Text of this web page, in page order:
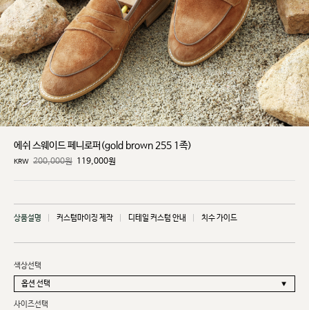
에쉬 스웨이드 페니로퍼(gold brown 255 1족)
KRW 200,000원 119,000원
상품설명 커스텀마이징 제작 디테일 커스텀 안내 치수 가이드
색상선택
사이즈선택